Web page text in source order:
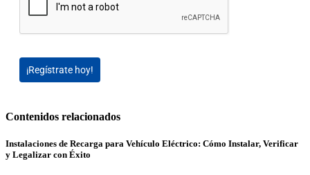
¡Regístrate hoy!
Contenidos relacionados
Instalaciones de Recarga para Vehículo Eléctrico: Cómo Instalar, Verificar
y Legalizar con Éxito